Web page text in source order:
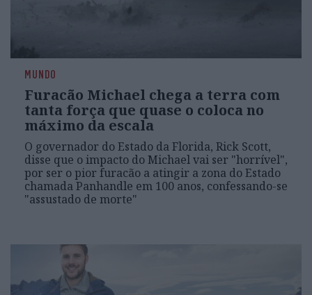
MUNDO
Furacão Michael chega a terra com
tanta força que quase o coloca no
máximo da escala
O governador do Estado da Florida, Rick Scott,
disse que o impacto do Michael vai ser "horrível",
por ser o pior furacão a atingir a zona do Estado
chamada Panhandle em 100 anos, confessando-se
"assustado de morte"